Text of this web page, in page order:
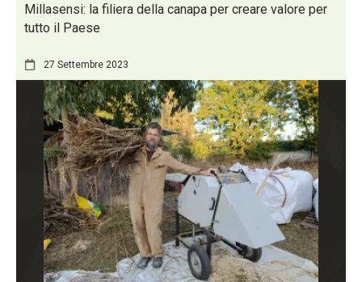
Millasensi: la filiera della canapa per creare valore per
tutto il Paese
27 Settembre 2023